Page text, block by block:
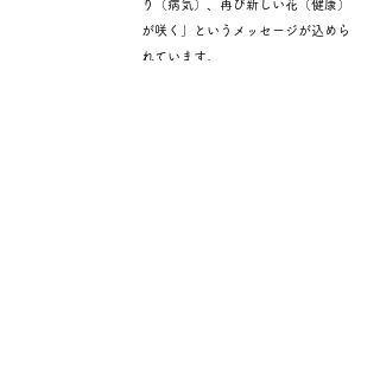
り（病気）、再び新しい花（健康）
が咲く」というメッセージが込めら
れています。